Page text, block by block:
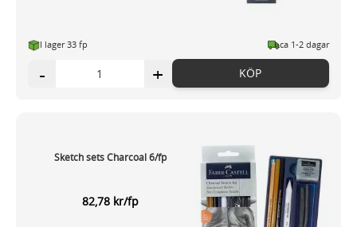
I lager 33 fp ca 1-2 dagar
- + KÖP
Sketch sets Charcoal 6/fp
82,78 kr/fp